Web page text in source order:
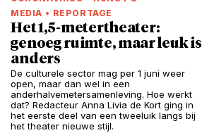
MEDIA • REPORTAGE
Het 1,5-metertheater:
genoeg ruimte, maar leuk is
anders
De culturele sector mag per 1 juni weer
open, maar dan wel in een
anderhalvemetersamenleving. Hoe werkt
dat? Redacteur Anna Livia de Kort ging in
het eerste deel van een tweeluik langs bij
het theater nieuwe stijl.